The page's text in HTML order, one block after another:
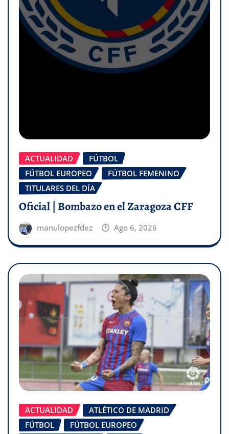
ACTUALIDAD
FÚTBOL
FÚTBOL EUROPEO
FÚTBOL FEMENINO
TITULARES DEL DÍA
Oficial | Bombazo en el Zaragoza CFF
manulopezfdez Ago 6, 2026
ACTUALIDAD
ATLÉTICO DE MADRID
FÚTBOL
FÚTBOL EUROPEO